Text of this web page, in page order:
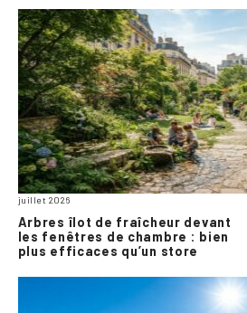
juillet 2026
Arbres îlot de fraîcheur devant
les fenêtres de chambre : bien
plus efficaces qu’un store